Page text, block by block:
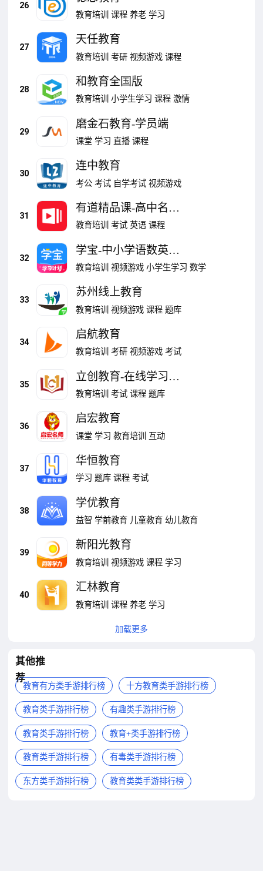
26
教育培训 课程 养老 学习
27
天任教育
教育培训 考研 视频游戏 课程
28
和教育全国版
教育培训 小学生学习 课程 激情
29
磨金石教育-学员端
课堂 学习 直播 课程
30
连中教育
考公 考试 自学考试 视频游戏
31
有道精品课-高中名师
优课
教育培训 考试 英语 课程
32
学宝-中小学语数英同
步学
教育培训 视频游戏 小学生学习 数学
33
苏州线上教育
教育培训 视频游戏 课程 题库
34
启航教育
教育培训 考研 视频游戏 考试
35
立创教育-在线学习平
台
教育培训 考试 课程 题库
36
启宏教育
课堂 学习 教育培训 互动
37
华恒教育
学习 题库 课程 考试
38
学优教育
益智 学前教育 儿童教育 幼儿教育
39
新阳光教育
教育培训 视频游戏 课程 学习
40
汇林教育
教育培训 课程 养老 学习
加载更多
其他推
荐
教育有方类手游排行榜 十方教育类手游排行榜
教育类手游排行榜 有趣类手游排行榜
教育类手游排行榜 教育+类手游排行榜
教育类手游排行榜 有毒类手游排行榜
东方类手游排行榜 教育类类手游排行榜